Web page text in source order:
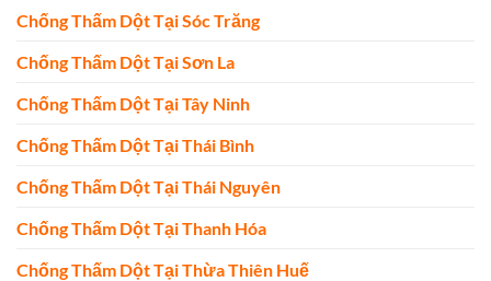
Chống Thấm Dột Tại Sóc Trăng
Chống Thấm Dột Tại Sơn La
Chống Thấm Dột Tại Tây Ninh
Chống Thấm Dột Tại Thái Bình
Chống Thấm Dột Tại Thái Nguyên
Chống Thấm Dột Tại Thanh Hóa
Chống Thấm Dột Tại Thừa Thiên Huế